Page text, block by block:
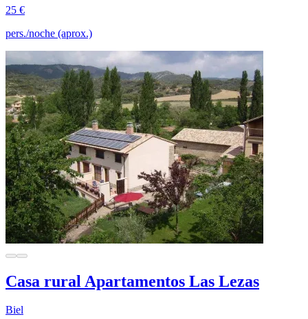
25 €
pers./noche (aprox.)
Casa rural Apartamentos Las Lezas
Biel